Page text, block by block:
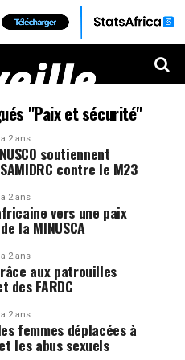
"Paix et sécurité"
2 ans
soutiennent
contre le M23
2 ans
vers une paix
la MINUSCA
2 ans
aux patrouilles
des FARDC
2 ans
femmes déplacées à
les abus sexuels